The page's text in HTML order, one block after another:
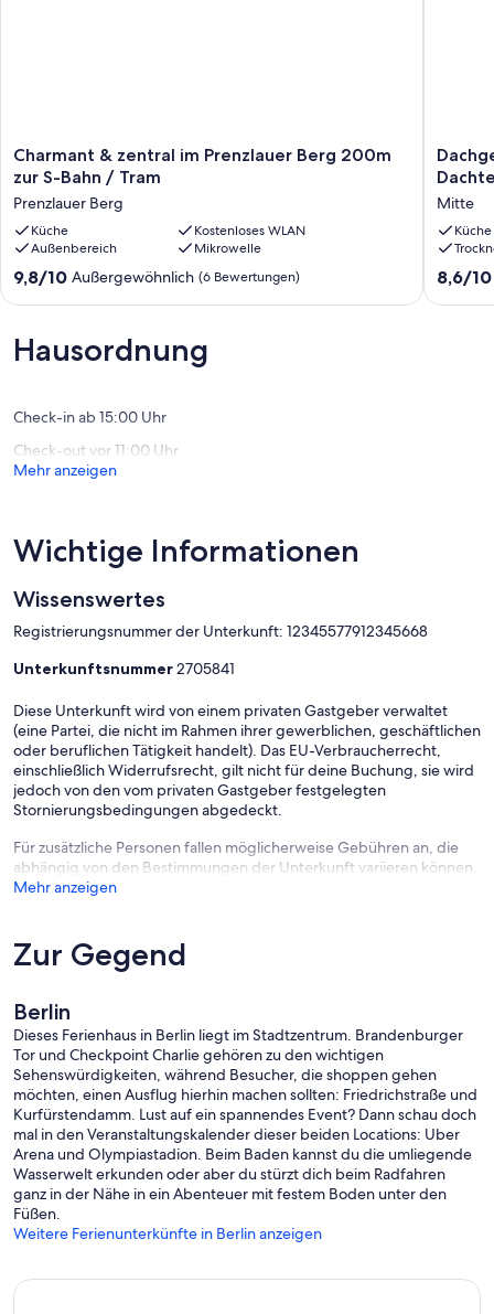
Ich würde mich freuen, wenn ihr das BerlinCityHouse für eure Reise
buchen würdet.
Charmant
&
im
Prenzlauer
Berg
200m
zur
S-
Berg
Charmant & zentral im Prenzlauer Berg 200m
zur S-Bahn / Tram
Prenzlauer Berg
Küche
Kostenloses WLAN
Außenbereich
Mikrowelle
9.8
(6
9,8/10 Außergewöhnlich (6 Bewertungen)
am
mit
2
Mitte,
Berg
Mitte
Küche
8.6
8,6/10
Hausordnung
Check-in ab 15:00 Uhr
Check-out vor 11:00 Uhr
Mehr anzeigen
Wichtige Informationen
Wissenswertes
Registrierungsnummer der Unterkunft: 12345577912345668
Unterkunftsnummer2705841
Diese Unterkunft wird von einem privaten Gastgeber verwaltet
(eine Partei, die nicht im Rahmen ihrer gewerblichen, geschäftlichen
oder beruflichen Tätigkeit handelt). Das EU-Verbraucherrecht,
einschließlich Widerrufsrecht, gilt nicht für deine Buchung, sie wird
jedoch von den vom privaten Gastgeber festgelegten
Stornierungsbedingungen abgedeckt.
Für zusätzliche Personen fallen möglicherweise Gebühren an, die
abhängig von den Bestimmungen der Unterkunft variieren können.
Mehr anzeigen
Zur Gegend
Berlin
Dieses Ferienhaus in Berlin liegt im Stadtzentrum. Brandenburger
Tor und Checkpoint Charlie gehören zu den wichtigen
Sehenswürdigkeiten, während Besucher, die shoppen gehen
möchten, einen Ausflug hierhin machen sollten: Friedrichstraße und
Kurfürstendamm. Lust auf ein spannendes Event? Dann schau doch
mal in den Veranstaltungskalender dieser beiden Locations: Uber
Arena und Olympiastadion. Beim Baden kannst du die umliegende
Wasserwelt erkunden oder aber du stürzt dich beim Radfahren
ganz in der Nähe in ein Abenteuer mit festem Boden unter den
Füßen.
Weitere Ferienunterkünfte in Berlin anzeigen